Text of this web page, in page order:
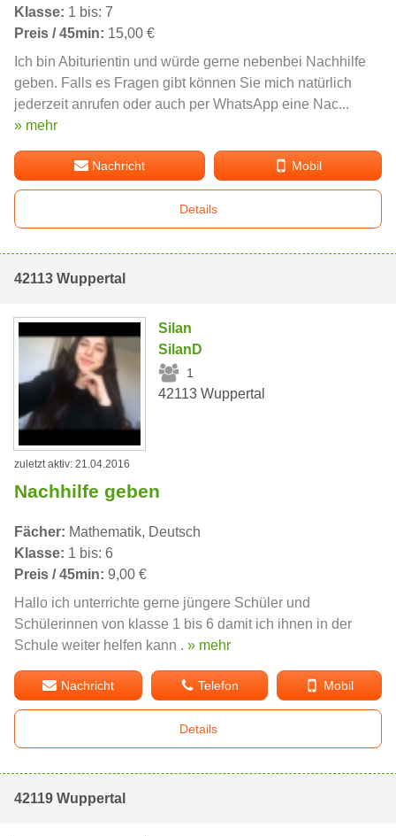
Klasse: 1 bis: 7
Preis / 45min: 15,00 €
Ich bin Abiturientin und würde gerne nebenbei Nachhilfe
geben. Falls es Fragen gibt können Sie mich natürlich
jederzeit anrufen oder auch per WhatsApp eine Nac...
» mehr
Nachricht Mobil
Details
42113 Wuppertal
Silan
SilanD
1
42113 Wuppertal
zuletzt aktiv: 21.04.2016
Nachhilfe geben
Fächer: Mathematik, Deutsch
Klasse: 1 bis: 6
Preis / 45min: 9,00 €
Hallo ich unterrichte gerne jüngere Schüler und
Schülerinnen von klasse 1 bis 6 damit ich ihnen in der
Schule weiter helfen kann . » mehr
Nachricht Telefon Mobil
Details
42119 Wuppertal